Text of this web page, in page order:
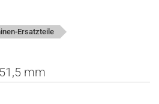
Ersatzteile
mm